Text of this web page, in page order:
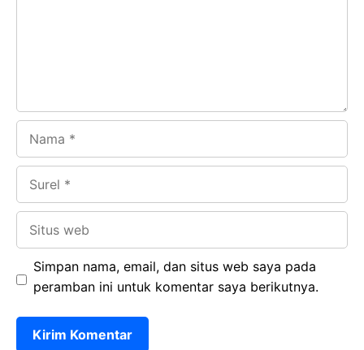
Simpan nama, email, dan situs web saya pada
peramban ini untuk komentar saya berikutnya.